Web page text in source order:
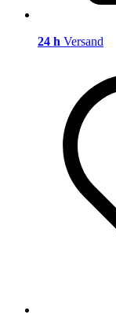
24 h Versand